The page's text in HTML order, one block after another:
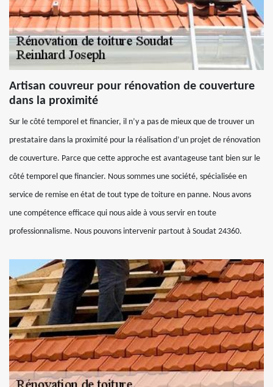
Artisan couvreur pour rénovation de couverture
dans la proximité
Sur le côté temporel et financier, il n’y a pas de mieux que de trouver un
prestataire dans la proximité pour la réalisation d’un projet de rénovation
de couverture. Parce que cette approche est avantageuse tant bien sur le
côté temporel que financier. Nous sommes une société, spécialisée en
service de remise en état de tout type de toiture en panne. Nous avons
une compétence efficace qui nous aide à vous servir en toute
professionnalisme. Nous pouvons intervenir partout à Soudat 24360.